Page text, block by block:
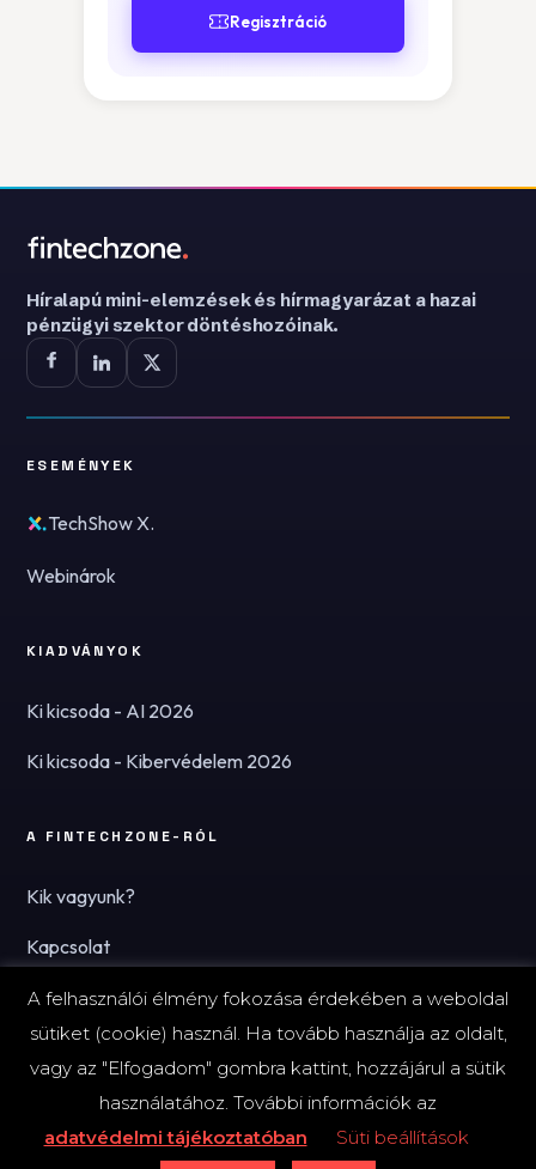
Regisztráció
Híralapú mini-elemzések és hírmagyarázat a hazai
pénzügyi szektor döntéshozóinak.
ESEMÉNYEK
TechShow X.
Webinárok
KIADVÁNYOK
Ki kicsoda - AI 2026
Ki kicsoda - Kibervédelem 2026
A FINTECHZONE-RÓL
Kik vagyunk?
Kapcsolat
Hírlevél
© 2026 FinTechZone.hu - A FinTech Group Kft.
Adatvédelmi tájékoztató (PDF)Süti-beállítások
A felhasználói élmény fokozása érdekében a weboldal
sütiket (cookie) használ. Ha tovább használja az oldalt,
vagy az "Elfogadom" gombra kattint, hozzájárul a sütik
használatához. További információk az
adatvédelmi tájékoztatóban
Süti beállítások